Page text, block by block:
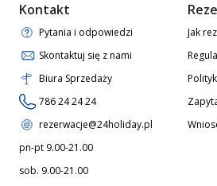
Kontakt
Pytania i odpowiedzi
Skontaktuj się z nami
Biura Sprzedaży
786 24 24 24
rezerwacje@24holiday.pl
pn-pt 9.00-21.00
sob. 9.00-21.00
Jak